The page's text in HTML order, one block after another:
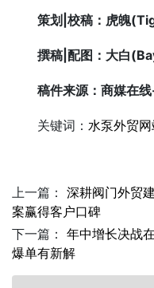
策划|校稿： 虎魄
撰稿 配图 ： 大白
稿件来源：商媒在
关键词： 水泵外贸
上一篇： 深耕阀门外贸
案赢得客户口碑
下一篇： 年中增长决战
爆单有新解